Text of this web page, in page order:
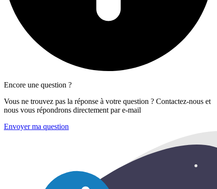
Encore une question ?
Vous ne trouvez pas la réponse à votre question ? Contactez-nous et
nous vous répondrons directement par e-mail
Envoyer ma question